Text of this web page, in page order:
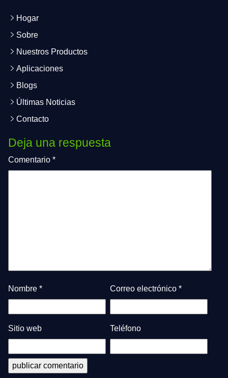
Hogar
Sobre
Nuestros Productos
Aplicaciones
Blogs
Últimas Noticias
Contacto
Deja una respuesta
Comentario *
Nombre * Correo electrónico *
Sitio web Teléfono